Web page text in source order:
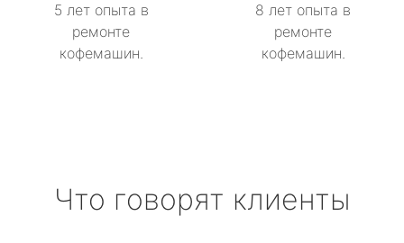
5 лет опыта в
ремонте
кофемашин.
8 лет опыта в
ремонте
кофемашин.
Что говорят клиенты